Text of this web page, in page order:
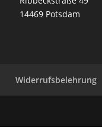
14469 Potsdam
Widerrufsbelehrung